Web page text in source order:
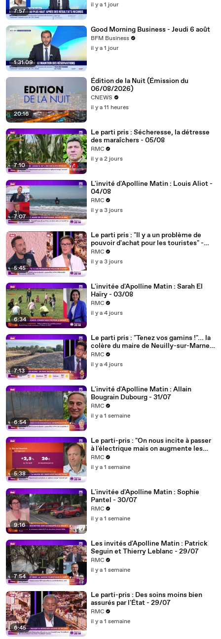
7:57
il y a 1 jour
1:31:09
Good Morning Business - Jeudi 6 août
BFM Business
il y a 1 jour
20:16
Édition de la Nuit (Émission du
06/08/2026)
CNEWS
il y a 11 heures
7:10
Le parti pris : Sécheresse, la détresse
des maraîchers - 05/08
RMC
il y a 2 jours
7:07
L'invité d'Apolline Matin : Louis Aliot -
04/08
RMC
il y a 3 jours
5:45
Le parti pris : "Il y a un problème de
pouvoir d'achat pour les touristes" -
04/08
RMC
il y a 3 jours
6:34
L'invitée d'Apolline Matin : Sarah El
Haïry - 03/08
RMC
il y a 4 jours
7:13
Le parti pris : "Tenez vos gamins !"... la
colère du maire de Neuilly-sur-Marne
après l'incendie d'un parc provoqué par
des mortiers - 03/08
RMC
il y a 4 jours
6:54
L'invité d'Apolline Matin : Allain
Bougrain Dubourg - 31/07
RMC
il y a 1 semaine
5:38
Le parti-pris : "On nous incite à passer
à l'électrique mais on augmente les
tarifs... ce gouvernement est
incohérent" - 31/07
RMC
il y a 1 semaine
9:16
L'invitée d'Apolline Matin : Sophie
Pantel - 30/07
RMC
il y a 1 semaine
7:54
Les invités d'Apolline Matin : Patrick
Seguin et Thierry Leblanc - 29/07
RMC
il y a 1 semaine
6:45
Le parti-pris : Des soins moins bien
assurés par l'État - 29/07
RMC
il y a 1 semaine